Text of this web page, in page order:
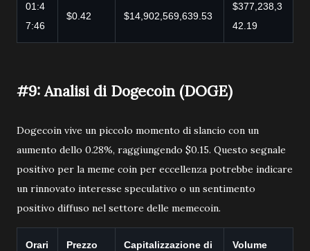
01:4
7:46
$0.42 $14,902,569,639.53
$377,238,3
42.19
#9: Analisi di Dogecoin (DOGE)
Dogecoin vive un piccolo momento di slancio con un
aumento dello 0.28%, raggiungendo $0.15. Questo segnale
positivo per la meme coin per eccellenza potrebbe indicare
un rinnovato interesse speculativo o un sentimento
positivo diffuso nel settore delle memecoin.
Orari
Prezzo
Capitalizzazione di
Volume